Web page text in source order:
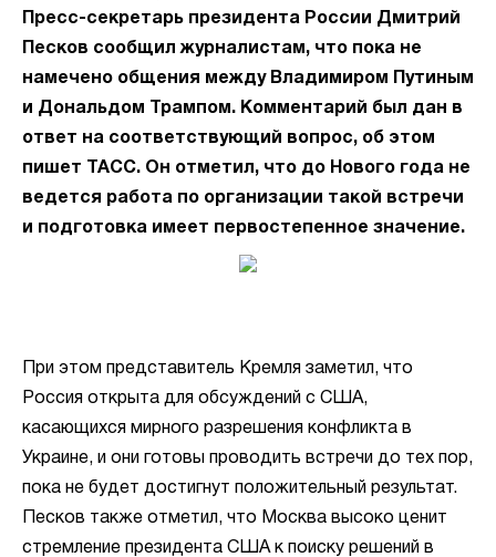
Пресс-секретарь президента России Дмитрий
Песков сообщил журналистам, что пока не
намечено общения между Владимиром Путиным
и Дональдом Трампом. Комментарий был дан в
ответ на соответствующий вопрос, об этом
пишет ТАСС. Он отметил, что до Нового года не
ведется работа по организации такой встречи
и подготовка имеет первостепенное значение.
При этом представитель Кремля заметил, что
Россия открыта для обсуждений с США,
касающихся мирного разрешения конфликта в
Украине, и они готовы проводить встречи до тех пор,
пока не будет достигнут положительный результат.
Песков также отметил, что Москва высоко ценит
стремление президента США к поиску решений в